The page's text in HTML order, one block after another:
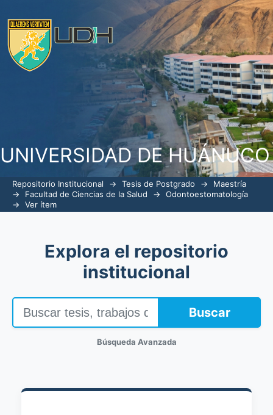
UNIVERSIDAD DE HUÁNUCO
TIEMPO DE EXPOSICIÓN AL RUIDO
DE LOS DOCENTES DE LA
HUÁNUCO, HUÁNUCO - 2018
Repositorio Institucional → Tesis de Postgrado →
Maestría
→
Facultad de Ciencias de la Salud →
Odontoestomatología
→
Ver ítem
Explora el repositorio
institucional
Buscar
Búsqueda Avanzada